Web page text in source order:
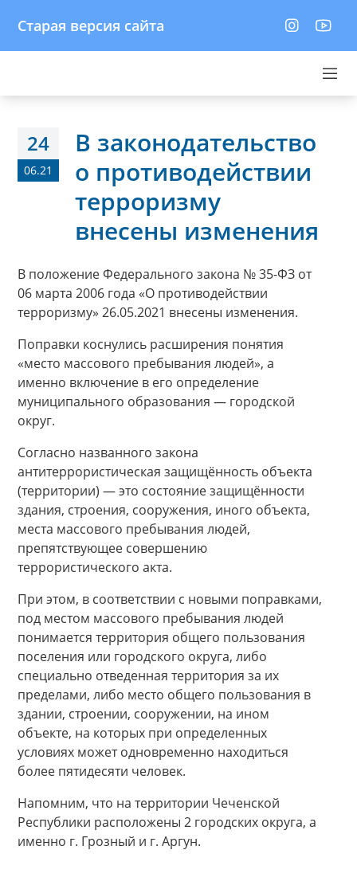
Старая версия сайта
24
06.21
В законодательство
о противодействии
терроризму
внесены изменения
В положение Федерального закона № 35-ФЗ от
06 марта 2006 года «О противодействии
терроризму» 26.05.2021 внесены изменения.
Поправки коснулись расширения понятия
«место массового пребывания людей», а
именно включение в его определение
муниципального образования — городской
округ.
Согласно названного закона
антитеррористическая защищённость объекта
(территории) — это состояние защищённости
здания, строения, сооружения, иного объекта,
места массового пребывания людей,
препятствующее совершению
террористического акта.
При этом, в соответствии с новыми поправками,
под местом массового пребывания людей
понимается территория общего пользования
поселения или городского округа, либо
специально отведенная территория за их
пределами, либо место общего пользования в
здании, строении, сооружении, на ином
объекте, на которых при определенных
условиях может одновременно находиться
более пятидесяти человек.
Напомним, что на территории Чеченской
Республики расположены 2 городских округа, а
именно г. Грозный и г. Аргун.